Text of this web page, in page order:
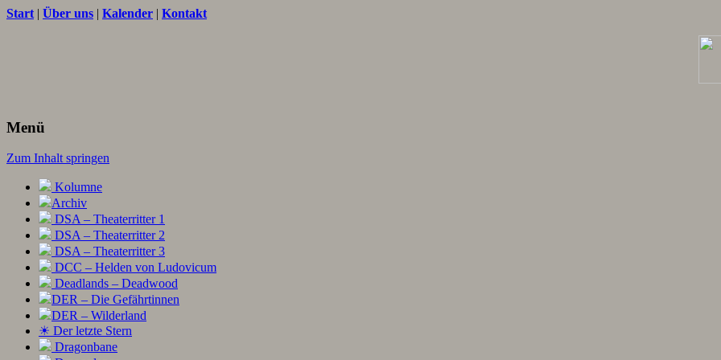
Start | Über uns | Kalender | Kontakt
Menü
Zum Inhalt springen
Kolumne
Archiv
DSA – Theaterritter 1
DSA – Theaterritter 2
DSA – Theaterritter 3
DCC – Helden von Ludovicum
Deadlands – Deadwood
DER – Die Gefährtinnen
DER – Wilderland
☀ Der letzte Stern
Dragonbane